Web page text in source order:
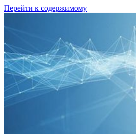
Перейти к содержимому